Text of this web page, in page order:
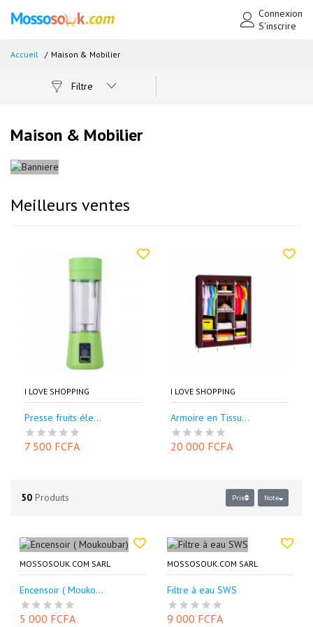
Connexion
S'inscrire
Accueil Maison & Mobilier
Filtre
Maison & Mobilier
Meilleurs ventes
I LOVE SHOPPING
Presse fruits éle...
7 500 FCFA
I LOVE SHOPPING
Armoire en Tissu...
20 000 FCFA
50 Produits Prix Note
MOSSOSOUK.COM SARL
Encensoir ( Mouko...
5 000 FCFA
MOSSOSOUK.COM SARL
Filtre à eau SWS
9 000 FCFA